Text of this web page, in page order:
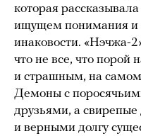
которая
ищущем понимания и
инаковости. «Нэчжа-
что не все, что порой
и страшным, на самом
Демоны с
друзьями, а
и верными долгу